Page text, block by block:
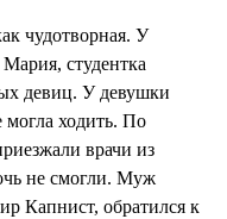
чудотворная. У
студентка
девиц. У девушки
могла ходить. По
врачи из
не смогли. Муж
Капнист, обратился к